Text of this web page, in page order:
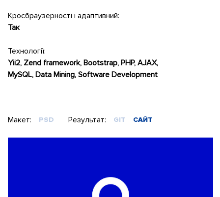
Макет: PSD Результат: GIT САЙТ
Кросбраузерності і адаптивний:
Так
Технології:
Yii2, Zend framework, Bootstrap, PHP, AJAX,
MySQL, Data Mining, Software Development